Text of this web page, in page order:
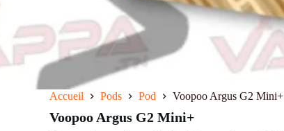
Accueil Pods Pod Voopoo Argus G2 Mini+
Voopoo Argus G2 Mini+